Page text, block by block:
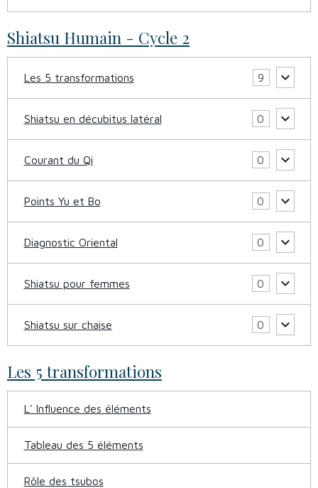
Shiatsu Humain - Cycle 2
Les 5 transformations 9
Shiatsu en décubitus latéral 0
Courant du Qi 0
Points Yu et Bo 0
Diagnostic Oriental 0
Shiatsu pour femmes 0
Shiatsu sur chaise 0
Les 5 transformations
L' Influence des éléments
Tableau des 5 éléments
Rôle des tsubos